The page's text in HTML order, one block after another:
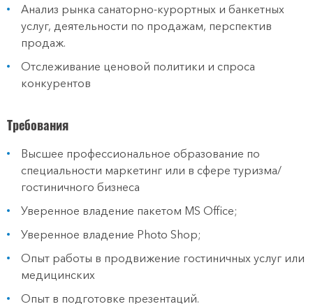
Анализ рынка санаторно-курортных и банкетных
услуг, деятельности по продажам, перспектив
продаж.
Отслеживание ценовой политики и спроса
конкурентов
Требования
Высшее профессиональное образование по
специальности маркетинг или в сфере туризма/
гостиничного бизнеса
Уверенное владение пакетом MS Office;
Уверенное владение Photo Shop;
Опыт работы в продвижение гостиничных услуг или
медицинских
Опыт в подготовке презентаций.